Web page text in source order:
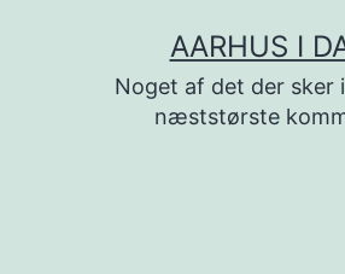
AARHUS I
Noget af det der sker
næststørste